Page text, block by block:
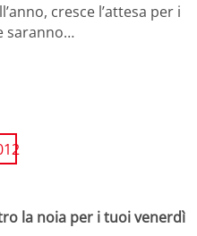
cresce l’attesa per i
saranno…
la noia per i tuoi venerdì